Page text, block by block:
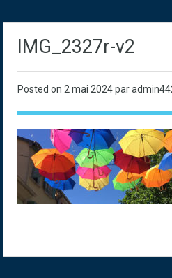
IMG_2327r-v2
Posted on 2 mai 2024par